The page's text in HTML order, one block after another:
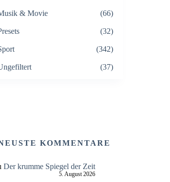
& Movie (66)
(32)
(342)
(37)
KOMMENTARE
Der krumme Spiegel der Zeit
5. August 2026